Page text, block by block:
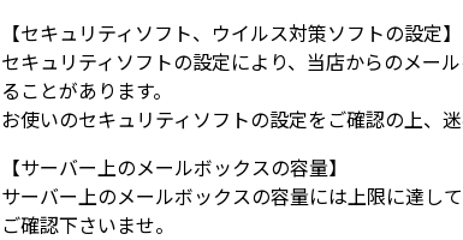
【セキュリティソフト、ウイルス対策ソフトの設定】
セキュリティソフトの設定により、当店からのメー
ることがあります。
お使いのセキュリティソフトの設定をご確認の上、
【サーバー上のメールボックスの容量】
サーバー上のメールボックスの容量には上限に達し
ご確認下さいませ。